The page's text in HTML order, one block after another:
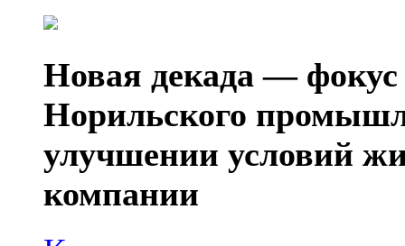
Новая декада — фокус
Норильского
улучшении условий
компании